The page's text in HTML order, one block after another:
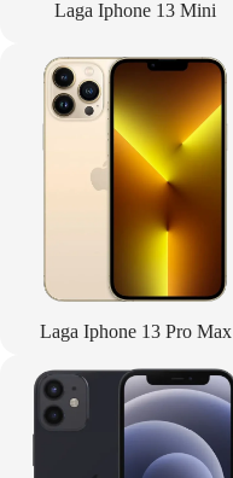
Laga Iphone 13 Mini
Laga Iphone 13 Pro Max